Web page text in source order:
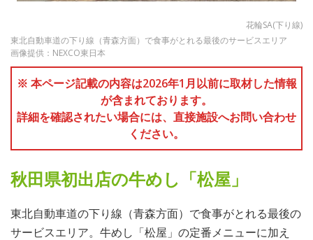
花輪SA(下り線)
東北自動車道の下り線（青森方面）で食事がとれる最後のサービスエリア
画像提供：NEXCO東日本
※ 本ページ記載の内容は2026年1月以前に取材した情報
が含まれております。
詳細を確認されたい場合には、直接施設へお問い合わせ
ください。
秋田県初出店の牛めし「松屋」
東北自動車道の下り線（青森方面）で食事がとれる最後の
サービスエリア。牛めし「松屋」の定番メニューに加え